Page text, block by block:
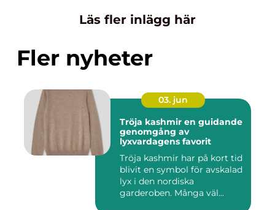
Läs fler inlägg här
Fler nyheter
03. jun
Tröja kashmir en guidande
genomgång av
lyxvardagens favorit
Tröja kashmir har på kort tid
blivit en symbol för avskalad
lyx i den nordiska
garderoben. Många väl...